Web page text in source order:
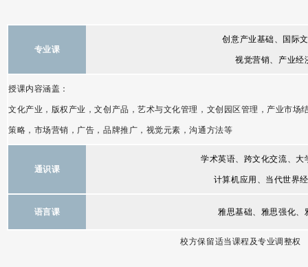
专业课
创意产业基础、国际
视觉营销、产业经
授课内容涵盖：
文化产业，版权产业，文创产品，艺术与文化管理，文创园区管理，产业市场
策略，市场营销，广告，品牌推广，视觉元素，沟通方法等
通识课
学术英语、跨文化交流、大
计算机应用 、 当代世界
语言课 雅思基础、雅思强化、
校方保留适当课程及专业调整权